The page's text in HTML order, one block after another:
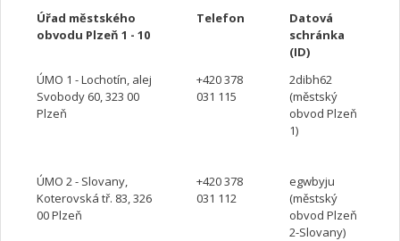
Úřad městského
obvodu Plzeň 1 - 10
Telefon
Datová
schránka
(ID)
ÚMO 1 - Lochotín, alej
Svobody 60, 323 00
Plzeň
+420 378
031 115
2dibh62
(městský
obvod Plzeň
1)
ÚMO 2 - Slovany,
Koterovská tř. 83, 326
00 Plzeň
+420 378
031 112
egwbyju
(městský
obvod Plzeň
2-Slovany)